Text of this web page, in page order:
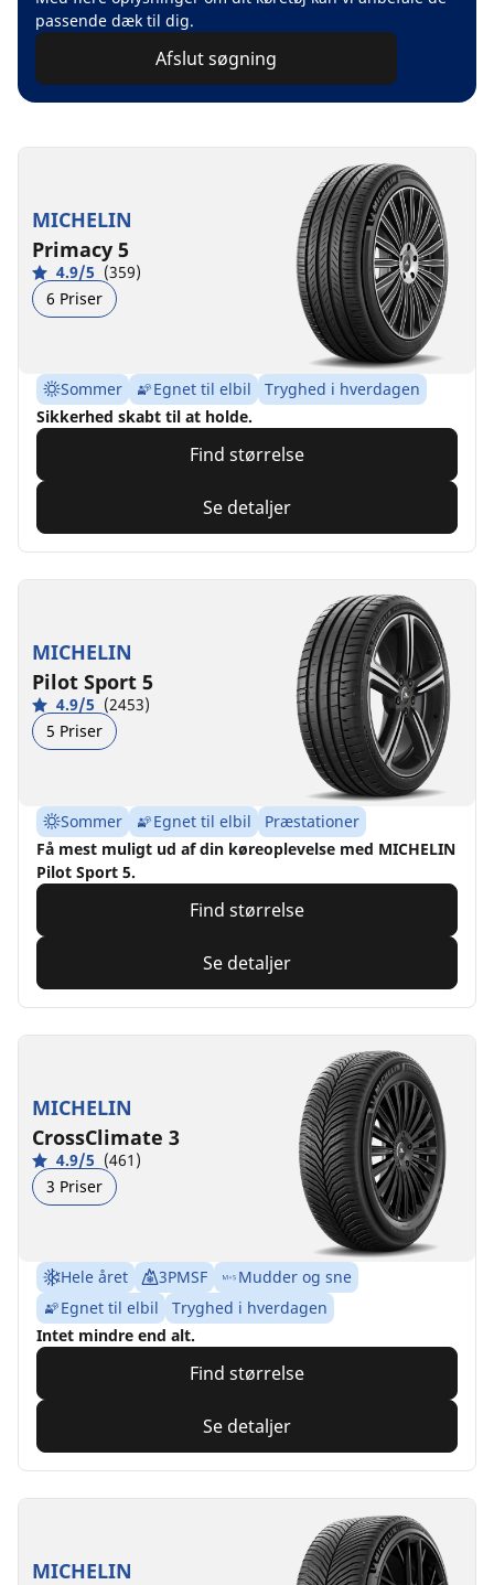
passende dæk til dig.
Afslut søgning
MICHELIN
Primacy 5
4.9/5 (359)
6 Priser
Sommer Egnet til elbil
Tryghed i hverdagen
Sikkerhed skabt til at holde.
Find størrelse
Se detaljer
MICHELIN
Pilot Sport 5
4.9/5 (2453)
5 Priser
Sommer Egnet til elbil
Præstationer
Få mest muligt ud af din køreoplevelse med MICHELIN
Pilot Sport 5.
Find størrelse
Se detaljer
MICHELIN
CrossClimate 3
4.9/5 (461)
3 Priser
Hele året 3PMSF
Mudder og sne
Egnet til elbil
Tryghed i hverdagen
Intet mindre end alt.
Find størrelse
Se detaljer
MICHELIN